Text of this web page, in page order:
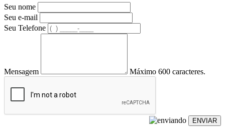
Seu nome
Seu e-mail
Seu Telefone
Mensagem Máximo 600 caracteres.
ENVIAR